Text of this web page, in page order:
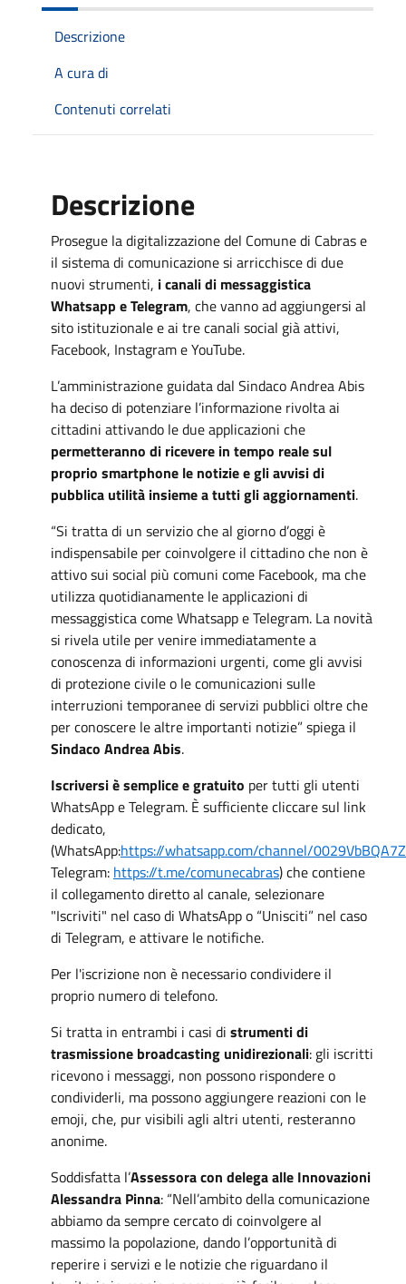
Descrizione
A cura di
Contenuti correlati
Descrizione
Prosegue la digitalizzazione del Comune di Cabras e
il sistema di comunicazione si arricchisce di due
nuovi strumenti, i canali di messaggistica
Whatsapp e Telegram, che vanno ad aggiungersi al
sito istituzionale e ai tre canali social già attivi,
Facebook, Instagram e YouTube.
L’amministrazione guidata dal Sindaco Andrea Abis
ha deciso di potenziare l’informazione rivolta ai
cittadini attivando le due applicazioni che
permetteranno di ricevere in tempo reale sul
proprio smartphone le notizie e gli avvisi di
pubblica utilità insieme a tutti gli aggiornamenti.
“Si tratta di un servizio che al giorno d’oggi è
indispensabile per coinvolgere il cittadino che non è
attivo sui social più comuni come Facebook, ma che
utilizza quotidianamente le applicazioni di
messaggistica come Whatsapp e Telegram. La novità
si rivela utile per venire immediatamente a
conoscenza di informazioni urgenti, come gli avvisi
di protezione civile o le comunicazioni sulle
interruzioni temporanee di servizi pubblici oltre che
per conoscere le altre importanti notizie” spiega il
Sindaco Andrea Abis.
Iscriversi è semplice e gratuito per tutti gli utenti
WhatsApp e Telegram. È sufficiente cliccare sul link
dedicato,
(WhatsApp:https://whatsapp.com/channel/
Telegram: https://t.me/comunecabras) che contiene
il collegamento diretto al canale, selezionare
"Iscriviti" nel caso di WhatsApp o “Unisciti” nel caso
di Telegram, e attivare le notifiche.
Per l'iscrizione non è necessario condividere il
proprio numero di telefono.
Si tratta in entrambi i casi di strumenti di
trasmissione broadcasting unidirezionali: gli iscritti
ricevono i messaggi, non possono rispondere o
condividerli, ma possono aggiungere reazioni con le
emoji, che, pur visibili agli altri utenti, resteranno
anonime.
Soddisfatta l’Assessora con delega alle Innovazioni
Alessandra Pinna: “Nell’ambito della comunicazione
abbiamo da sempre cercato di coinvolgere al
massimo la popolazione, dando l’opportunità di
reperire i servizi e le notizie che riguardano il